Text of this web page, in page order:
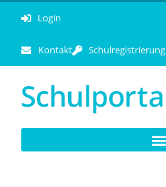
Login
Kontakt Schulregistrierung